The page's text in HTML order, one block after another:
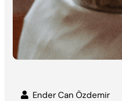
Ender Can Özdemir